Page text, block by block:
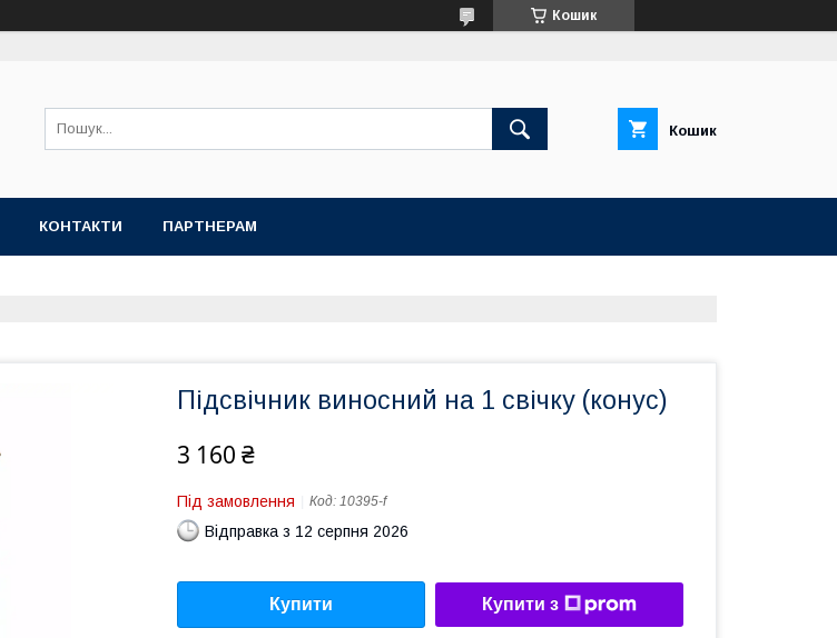
Кошик
Кошик
КОНТАКТИ ПАРТНЕРАМ
Підсвічник виносний на 1 свічку (конус)
3 160 ₴
Під замовлення Код: 10395-f
Відправка з 12 серпня 2026
Купити Купити з